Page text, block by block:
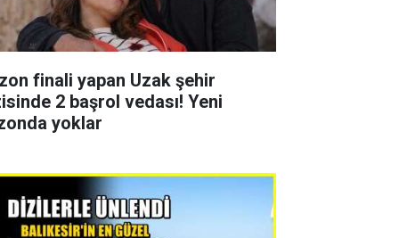
finali yapan Uzak şehir
2 başrol vedası! Yeni
yoklar